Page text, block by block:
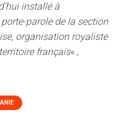
installé à
parole de la section
organisation royaliste
français« ,